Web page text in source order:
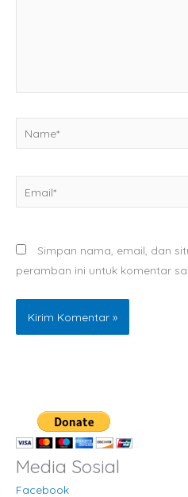
Simpan nama, email, dan
peramban ini untuk komentar
Media Sosial
Facebook